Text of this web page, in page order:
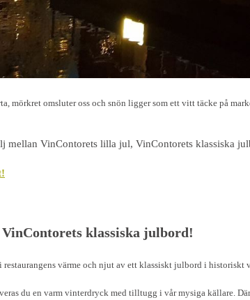
mörkret omsluter oss och snön ligger som ett vitt täcke på
mellan VinContorets lilla jul, VinContorets klassiska
!
klassiska julbord!
värme och njut av ett klassiskt julbord i historiskt
du en varm vinterdryck med tilltugg i vår mysiga källare.